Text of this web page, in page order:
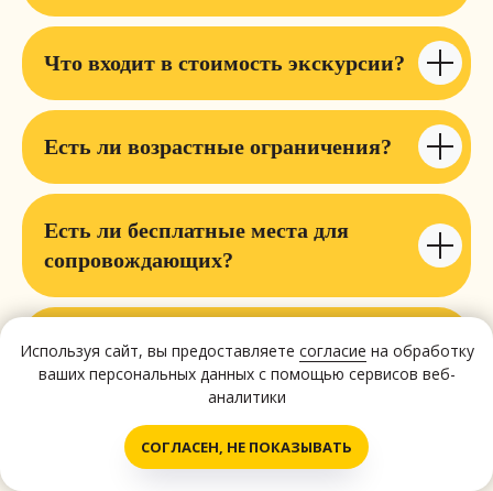
Написать нам!
Что входит в стоимость экскурсии?
Есть ли возрастные ограничения?
Есть ли бесплатные места для
сопровождающих?
Какие автобусы вы используете?
Откуда начинается экскурсия?
Используя сайт, вы предоставляете согласие на обработку
ваших персональных данных с помощью сервисов веб-
аналитики
СОГЛАСЕН, НЕ ПОКАЗЫВАТЬ